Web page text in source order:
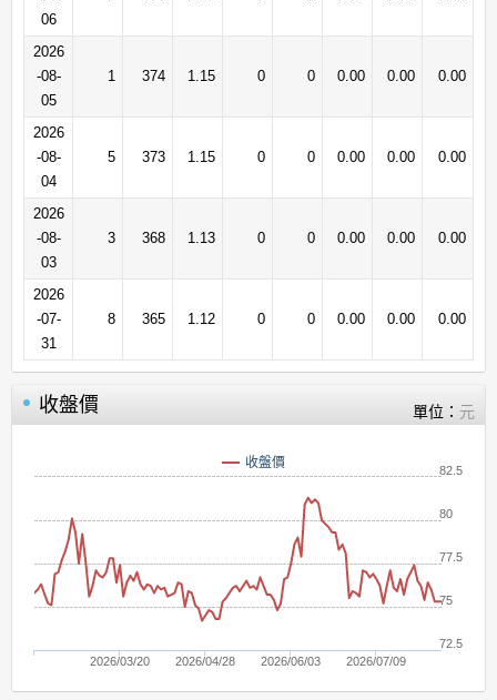
06
2026
-08-
05
1 374 1.15 0 0 0.00 0.00 0.00
2026
-08-
04
5 373 1.15 0 0 0.00 0.00 0.00
2026
-08-
03
3 368 1.13 0 0 0.00 0.00 0.00
2026
-07-
31
8 365 1.12 0 0 0.00 0.00 0.00
收盤價 單位： 元
收盤價
2026/03/20 2026/04/28 2026/06/03 2026/07/09
72.5
75
77.5
80
82.5